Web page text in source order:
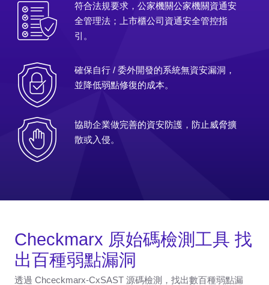
符合法規要求，公家機關公家機關資通安
全管理法；上市櫃公司資通安全管控指
引。
確保自行 / 委外開發的系統無資安漏洞，
並降低弱點修復的成本。
協助企業做完善的資安防護，防止威脅擴
散或入侵。
Checkmarx 原始碼檢測工具 找
出百種弱點漏洞
透過 Chceckmarx-CxSAST 源碼檢測，找出數百種弱點漏